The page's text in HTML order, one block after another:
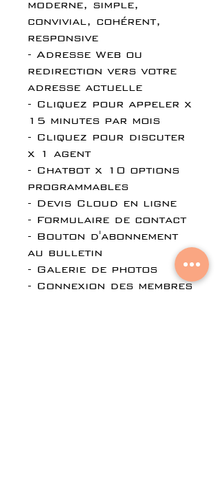
moderne, simple,
convivial, cohérent,
responsive
- Adresse Web ou
redirection vers votre
adresse actuelle
- Cliquez pour appeler x
15 minutes par mois
- Cliquez pour discuter
x 1 agent
- Chatbot x 10 options
programmables
- Devis Cloud en ligne
- Formulaire de contact
- Bouton d'abonnement
au bulletin
- Galerie de photos
- Connexion des membres